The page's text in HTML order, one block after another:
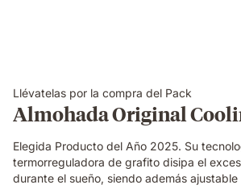
su
firmeza
y
Llévatelas por la compra del Pack
Almohada Original
Elegida Producto del Año 2025. Su
termorreguladora de grafito disipa el
durante el sueño, siendo además